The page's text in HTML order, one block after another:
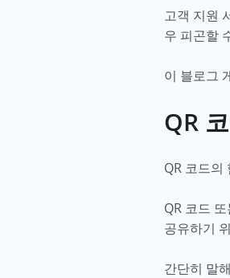
고객 지원
우 피곤할
이 블로그
QR
QR 코드의
QR 코드
공유하기
간단히 말